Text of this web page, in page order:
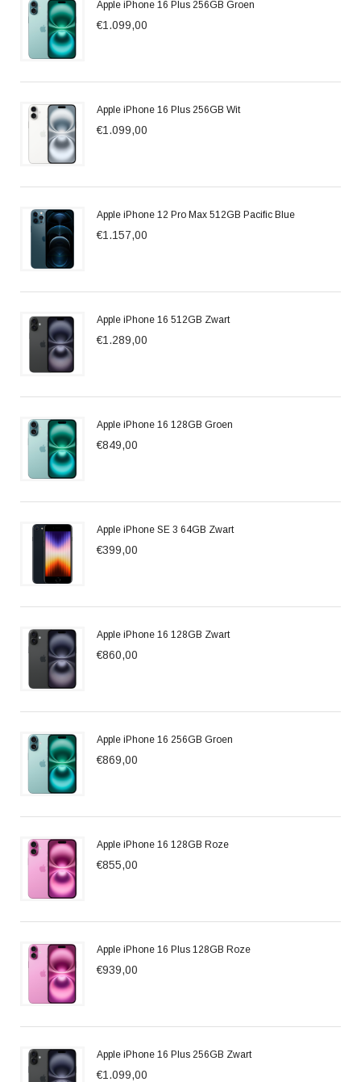
Apple iPhone 16 Plus 256GB Groen
€1.099,00
Apple iPhone 16 Plus 256GB Wit
€1.099,00
Apple iPhone 12 Pro Max 512GB Pacific Blue
€1.157,00
Apple iPhone 16 512GB Zwart
€1.289,00
Apple iPhone 16 128GB Groen
€849,00
Apple iPhone SE 3 64GB Zwart
€399,00
Apple iPhone 16 128GB Zwart
€860,00
Apple iPhone 16 256GB Groen
€869,00
Apple iPhone 16 128GB Roze
€855,00
Apple iPhone 16 Plus 128GB Roze
€939,00
Apple iPhone 16 Plus 256GB Zwart
€1.099,00